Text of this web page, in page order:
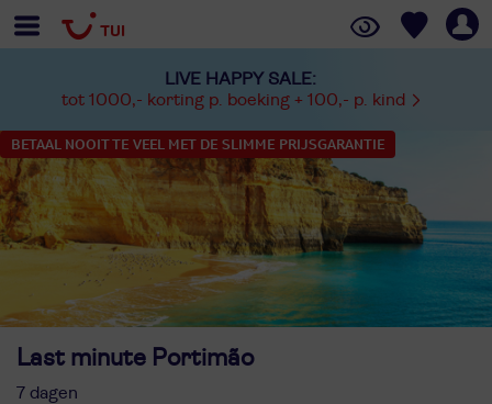
LIVE HAPPY SALE:
tot 1000,- korting p. boeking + 100,- p. kind
BETAAL NOOIT TE VEEL MET DE SLIMME PRIJSGARANTIE
Last minute Portimão
7 dagen